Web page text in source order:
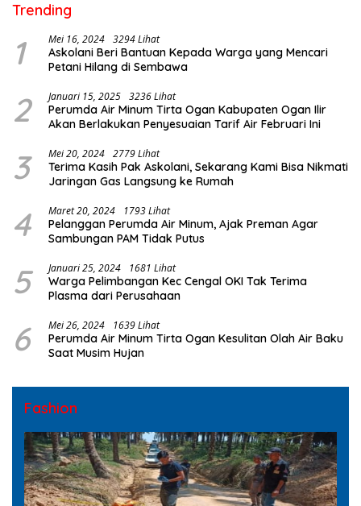
Trending
1 Mei 16, 2024 3294 Lihat
Askolani Beri Bantuan Kepada Warga yang Mencari
Petani Hilang di Sembawa
2 Januari 15, 2025 3236 Lihat
Perumda Air Minum Tirta Ogan Kabupaten Ogan Ilir
Akan Berlakukan Penyesuaian Tarif Air Februari Ini
3 Mei 20, 2024 2779 Lihat
Terima Kasih Pak Askolani, Sekarang Kami Bisa Nikmati
Jaringan Gas Langsung ke Rumah
4 Maret 20, 2024 1793 Lihat
Pelanggan Perumda Air Minum, Ajak Preman Agar
Sambungan PAM Tidak Putus
5 Januari 25, 2024 1681 Lihat
Warga Pelimbangan Kec Cengal OKI Tak Terima
Plasma dari Perusahaan
6 Mei 26, 2024 1639 Lihat
Perumda Air Minum Tirta Ogan Kesulitan Olah Air Baku
Saat Musim Hujan
Fashion